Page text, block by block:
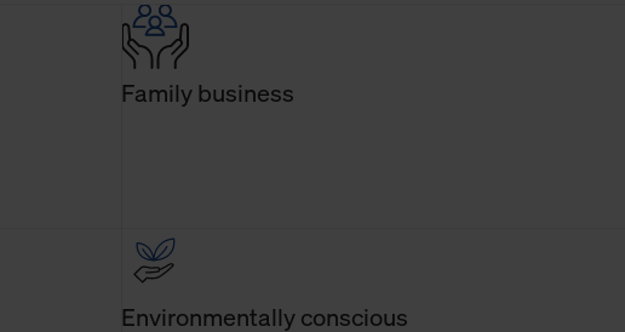
Family business
Environmentally conscious